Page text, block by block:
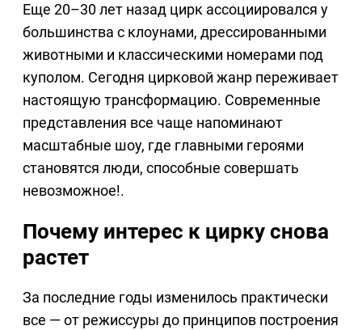
Еще 20–30 лет назад цирк ассоциировался у
большинства с клоунами, дрессированными
животными и классическими номерами под
куполом. Сегодня цирковой жанр переживает
настоящую трансформацию. Современные
представления все чаще напоминают
масштабные шоу, где главными героями
становятся люди, способные совершать
невозможное!.
Почему интерес к цирку снова
растет
За последние годы изменилось практически
все — от режиссуры до принципов построения